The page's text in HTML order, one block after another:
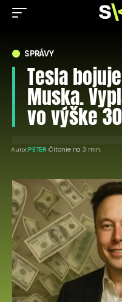
SPRÁVY
Tesla
Muska.
vo výške
Autor:PETER Čítanie na 3 min.